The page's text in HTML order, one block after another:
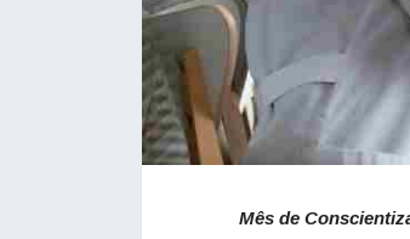
Mês de